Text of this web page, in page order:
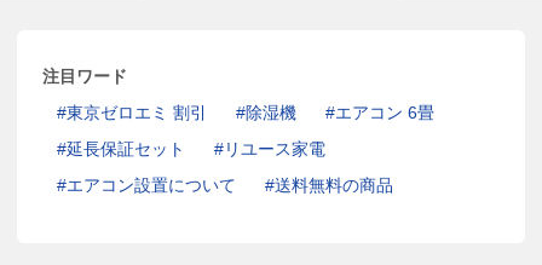
注目ワード
東京ゼロエミ 割引
除湿機
エアコン 6畳
延長保証セット
リユース家電
エアコン設置について
送料無料の商品